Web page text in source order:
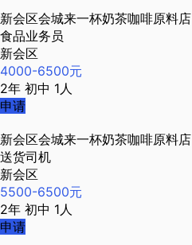
新会区会城来一杯奶茶咖啡原料店
食品业务员
新会区
4000-6500元
2年 初中 1人
申请
新会区会城来一杯奶茶咖啡原料店
送货司机
新会区
5500-6500元
2年 初中 1人
申请